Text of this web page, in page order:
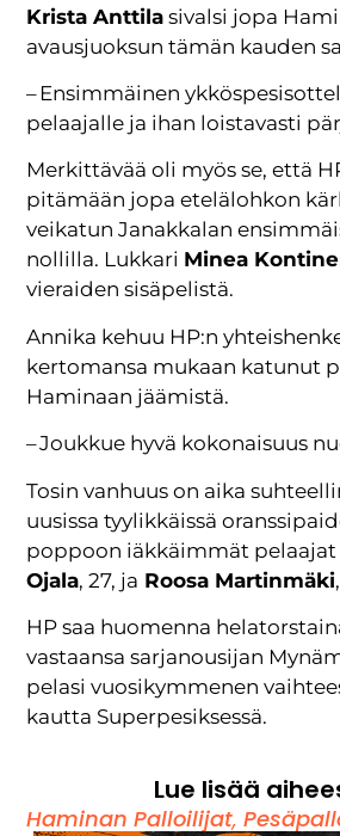
Krista Anttila sivalsi jopa
avausjuoksun tämän kauden
– Ensimmäinen
pelaajalle ja ihan loistavasti
Merkittävää oli myös se, että
pitämään jopa etelälohkon
veikatun Janakkalan
nollilla. Lukkari Minea
vieraiden sisäpelistä.
Annika kehuu HP:n
kertomansa mukaan katunut
Haminaan jäämistä.
– Joukkue hyvä kokonaisuus
Tosin vanhuus on aika
uusissa tyylikkäissä
poppoon iäkkäimmät pelaajat
Ojala, 27, ja Roosa Martinmäki
HP saa huomenna
vastaansa sarjanousijan
pelasi vuosikymmenen
kautta Superpesiksessä.
Lue lisää
Haminan Palloilijat,